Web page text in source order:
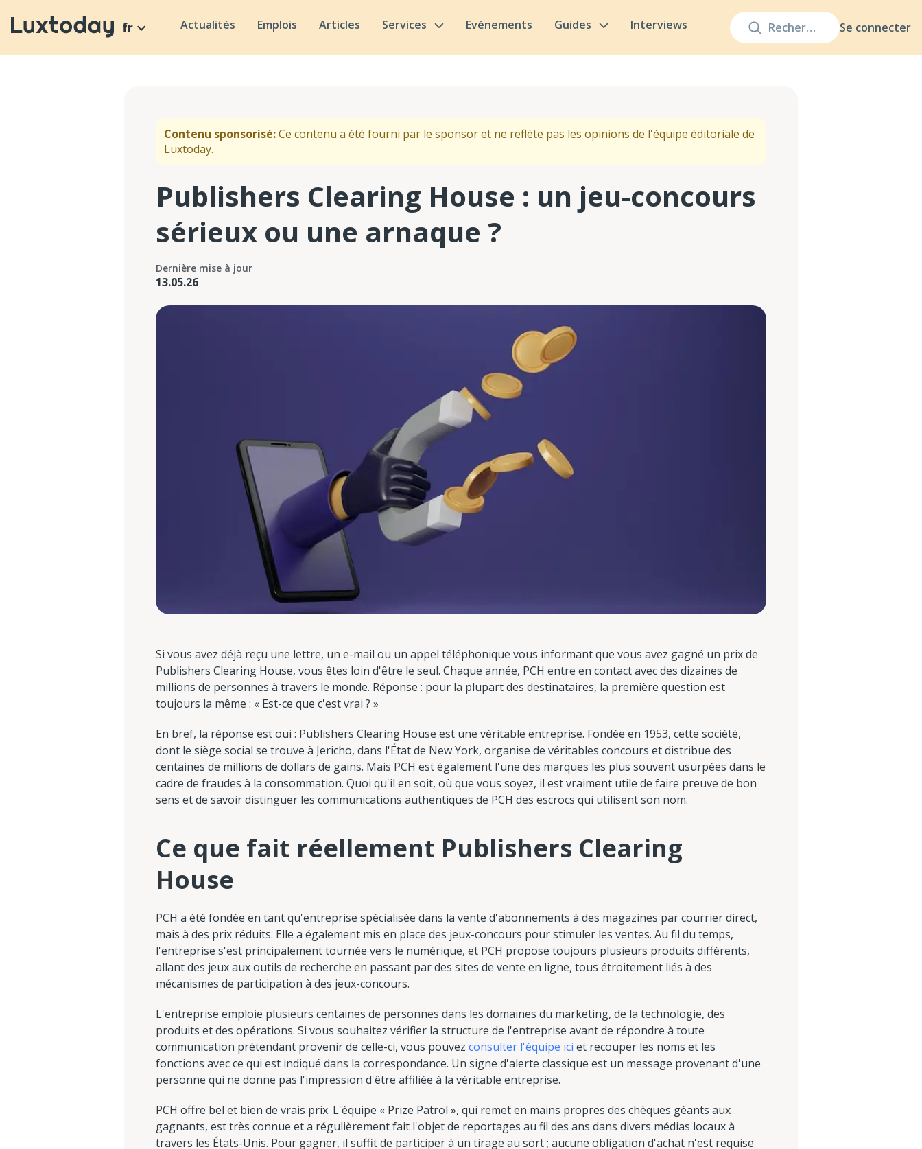
Se connecter
fr Actualités Emplois Articles Services Evénements Guides Interviews
Contenu sponsorisé:Ce contenu a été fourni par le sponsor et ne reflète pas les opinions de l'équipe éditoriale de
Luxtoday.
Publishers Clearing House : un jeu-concours
sérieux ou une arnaque ?
Dernière mise à jour
13.05.26
Si vous avez déjà reçu une lettre, un e-mail ou un appel téléphonique vous informant que vous avez gagné un prix de
Publishers Clearing House, vous êtes loin d'être le seul. Chaque année, PCH entre en contact avec des dizaines de
millions de personnes à travers le monde. Réponse : pour la plupart des destinataires, la première question est
toujours la même : « Est-ce que c'est vrai ? »
En bref, la réponse est oui : Publishers Clearing House est une véritable entreprise. Fondée en 1953, cette société,
dont le siège social se trouve à Jericho, dans l'État de New York, organise de véritables concours et distribue des
centaines de millions de dollars de gains. Mais PCH est également l'une des marques les plus souvent usurpées dans le
cadre de fraudes à la consommation. Quoi qu'il en soit, où que vous soyez, il est vraiment utile de faire preuve de bon
sens et de savoir distinguer les communications authentiques de PCH des escrocs qui utilisent son nom.
Ce que fait réellement Publishers Clearing
House
PCH a été fondée en tant qu'entreprise spécialisée dans la vente d'abonnements à des magazines par courrier direct,
mais à des prix réduits. Elle a également mis en place des jeux-concours pour stimuler les ventes. Au fil du temps,
l'entreprise s'est principalement tournée vers le numérique, et PCH propose toujours plusieurs produits différents,
allant des jeux aux outils de recherche en passant par des sites de vente en ligne, tous étroitement liés à des
mécanismes de participation à des jeux-concours.
L'entreprise emploie plusieurs centaines de personnes dans les domaines du marketing, de la technologie, des
produits et des opérations. Si vous souhaitez vérifier la structure de l'entreprise avant de répondre à toute
communication prétendant provenir de celle-ci, vous pouvez consulter l'équipe ici et recouper les noms et les
fonctions avec ce qui est indiqué dans la correspondance. Un signe d'alerte classique est un message provenant d'une
personne qui ne donne pas l'impression d'être affiliée à la véritable entreprise.
PCH offre bel et bien de vrais prix. L'équipe « Prize Patrol », qui remet en mains propres des chèques géants aux
gagnants, est très connue et a régulièrement fait l'objet de reportages au fil des ans dans divers médias locaux à
travers les États-Unis. Pour gagner, il suffit de participer à un tirage au sort ; aucune obligation d'achat n'est requise